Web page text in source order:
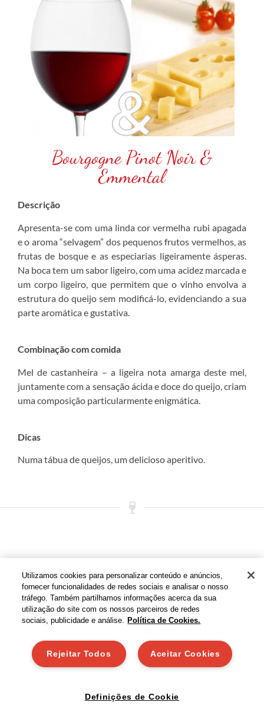
Bourgogne Pinot Noir &
Emmental
Descrição
Apresenta-se com uma linda cor vermelha rubi apagada
e o aroma “selvagem” dos pequenos frutos vermelhos, as
frutas de bosque e as especiarias ligeiramente ásperas.
Na boca tem um sabor ligeiro, com uma acidez marcada e
um corpo ligeiro, que permitem que o vinho envolva a
estrutura do queijo sem modificá-lo, evidenciando a sua
parte aromática e gustativa.
Combinação com comida
Mel de castanheira – a ligeira nota amarga deste mel,
juntamente com a sensação ácida e doce do queijo, criam
uma composição particularmente enigmática.
Dicas
Numa tábua de queijos, um delicioso aperitivo.
Utilizamos cookies para personalizar conteúdo e anúncios,
fornecer funcionalidades de redes sociais e analisar o nosso
tráfego. Também partilhamos informações acerca da sua
utilização do site com os nossos parceiros de redes
sociais, publicidade e análise. Política de Cookies.
Aceitar Cookies
Rejeitar Todos
Definições de Cookie